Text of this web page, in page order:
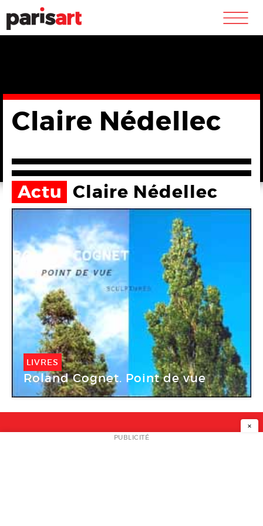
m
Claire Nédellec
Actu Claire Nédellec
LIVRES
Roland Cognet. Point de vue
NEWSLETTER
×
PUBLICITÉ